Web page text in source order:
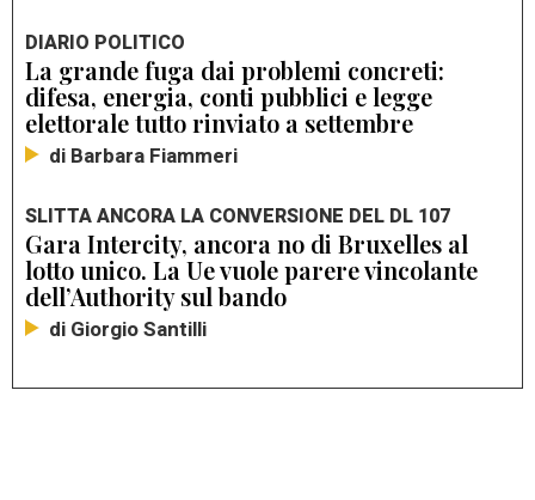
DIARIO POLITICO
La grande fuga dai problemi concreti:
difesa, energia, conti pubblici e legge
elettorale tutto rinviato a settembre
di Barbara Fiammeri
SLITTA ANCORA LA CONVERSIONE DEL DL 107
Gara Intercity, ancora no di Bruxelles al
lotto unico. La Ue vuole parere vincolante
dell’Authority sul bando
di Giorgio Santilli